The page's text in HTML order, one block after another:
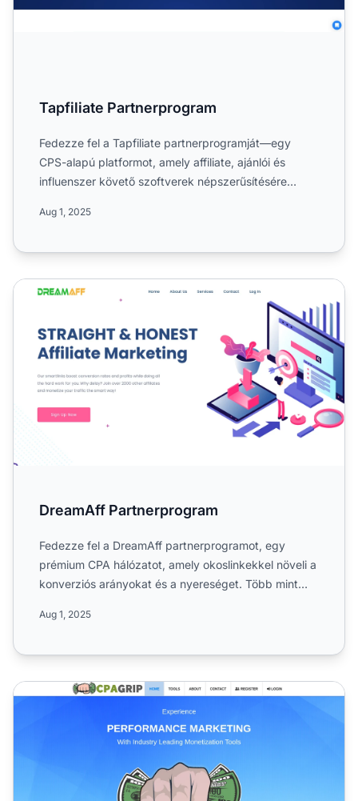
Tapfiliate Partnerprogram
Fedezze fel a Tapfiliate partnerprogramját—egy
CPS-alapú platformot, amely affiliate, ajánlói és
influenszer követő szoftverek népszerűsítésére
Aug 1, 2025
DreamAff Partnerprogram
DreamAff Partnerprogram
Fedezze fel a DreamAff partnerprogramot, egy
prémium CPA hálózatot, amely okoslinkekkel növeli a
konverziós arányokat és a nyereséget. Több mint
Aug 1, 2025
CPAGrip Partnerprogram